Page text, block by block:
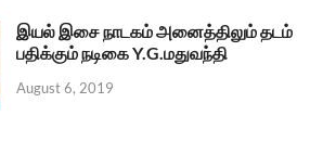
இயல் இசை நாடகம் அனைத்திலும் தடம்
பதிக்கும் நடிகை Y.G.மதுவந்தி
August 6, 2019